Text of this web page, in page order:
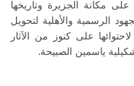
مكانة الجزيرة وتاريخها
الرسمية والأهلية لتحويل
على كنوز من الآثار
ياسمين الصبيحة.